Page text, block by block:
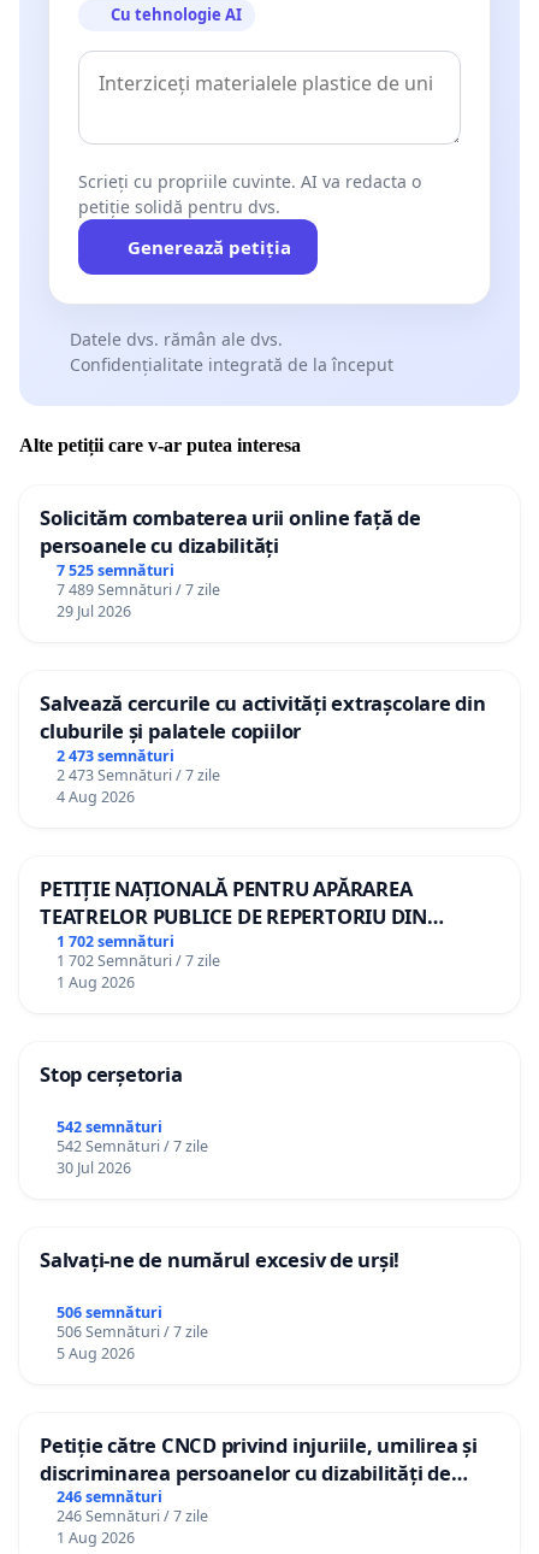
Cu tehnologie AI
Scrieți cu propriile cuvinte. AI va redacta o
petiție solidă pentru dvs.
Generează petiția
Datele dvs. rămân ale dvs.
Confidențialitate integrată de la început
Alte petiții care v-ar putea interesa
Solicităm combaterea urii online față de
persoanele cu dizabilități
7 525 semnături
7 489 Semnături / 7 zile
29 Jul 2026
Salvează cercurile cu activități extrașcolare din
cluburile și palatele copiilor
2 473 semnături
2 473 Semnături / 7 zile
4 Aug 2026
PETIȚIE NAȚIONALĂ PENTRU APĂRAREA
TEATRELOR PUBLICE DE REPERTORIU DIN
ROMÂNIA
1 702 semnături
1 702 Semnături / 7 zile
1 Aug 2026
Stop cerșetoria
542 semnături
542 Semnături / 7 zile
30 Jul 2026
Salvați-ne de numărul excesiv de urși!
506 semnături
506 Semnături / 7 zile
5 Aug 2026
Petiție către CNCD privind injuriile, umilirea și
discriminarea persoanelor cu dizabilități de
către utilizatorul TikTok „Gorici”
246 semnături
246 Semnături / 7 zile
1 Aug 2026